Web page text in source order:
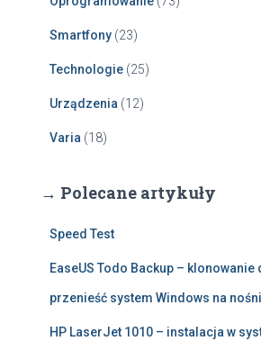
Smartfony (23)
Technologie (25)
Urządzenia (12)
Varia (18)
→ Polecane artykuły
Speed Test
EaseUS Todo Backup – klonowanie
przenieść system Windows na
HP LaserJet 1010 – instalacja w